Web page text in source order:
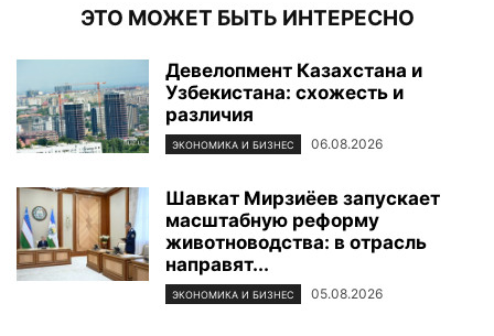
ЭТО МОЖЕТ БЫТЬ ИНТЕРЕСНО
Девелопмент Казахстана и
Узбекистана: схожесть и
различия
ЭКОНОМИКА И БИЗНЕС 06.08.2026
Шавкат Мирзиёев запускает
масштабную реформу
животноводства: в отрасль
направят...
ЭКОНОМИКА И БИЗНЕС 05.08.2026